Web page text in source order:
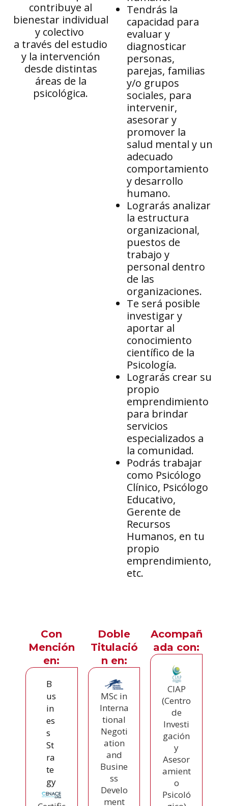
contribuye al
bienestar individual
y colectivo
a través del estudio
y la intervención
desde distintas
áreas de la
psicológica.
Tendrás la
capacidad para
evaluar y
diagnosticar
personas,
parejas, familias
y/o grupos
sociales, para
intervenir,
asesorar y
promover la
salud mental y un
adecuado
comportamiento
y desarrollo
humano.
Lograrás analizar
la estructura
organizacional,
puestos de
trabajo y
personal dentro
de las
organizaciones.
Te será posible
investigar y
aportar al
conocimiento
científico de la
Psicología.
Lograrás crear su
propio
emprendimiento
para brindar
servicios
especializados a
la comunidad.
Podrás trabajar
como Psicólogo
Clínico, Psicólogo
Educativo,
Gerente de
Recursos
Humanos, en tu
propio
emprendimiento,
etc.
Con
Mención
en:
B
us
in
es
s
St
ra
te
gy
Doble
Titulació
n en:
MSc in
Interna
tional
Negoti
ation
and
Busine
ss
Develo
ment
Acompañ
ada con:
CIAP
(Centro
de
Investi
gación
y
Asesor
amient
o
Psicoló